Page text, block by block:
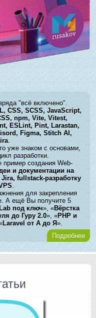
"всё включено".
CSS, SCSS, JavaScript,
npm, Vite, Vitest,
ESLint, Pint, Larastan,
Figma, Stitch AI,
.
уже знаком с основами,
разработки.
создания Web-
и документации на
fullstack-разработку
.
для закрепления
А ещё Вы получите 5
под ключ», «Вёрстка
до Гуру 2.0», «PHP и
Laravel от А до Я».
Подробнее